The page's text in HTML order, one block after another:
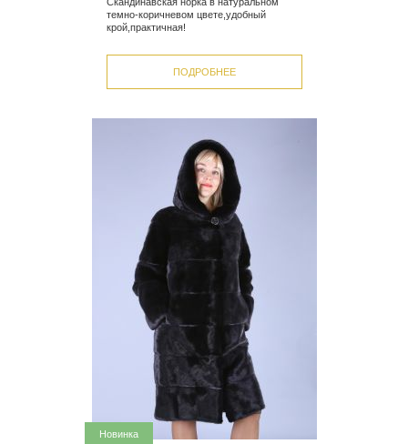
темно-коричневом цвете,удобный
крой,практичная!
ПОДРОБНЕЕ
Новинка